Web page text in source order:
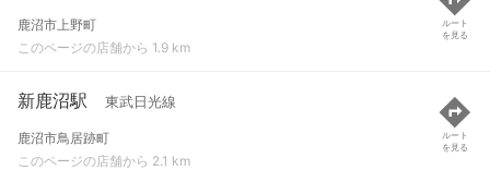
鹿沼市上野町
このページの店舗から 1.9 km
ルート
を見る
新鹿沼駅 東武日光線
鹿沼市鳥居跡町
このページの店舗から 2.1 km
ルート
を見る